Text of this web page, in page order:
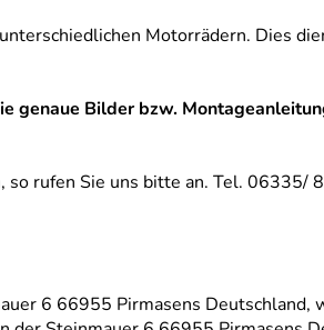
Motorrädern. Dies
genaue Bilder bzw.
so rufen Sie uns bitte an. Tel. 06335/
6 66955 Pirmasens Deutschland,